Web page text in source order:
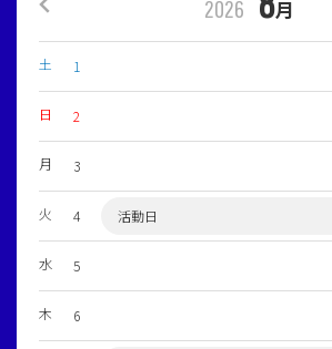
2026 月
土 1
日 2
月 3
火 4 活動日
水 5
木 6